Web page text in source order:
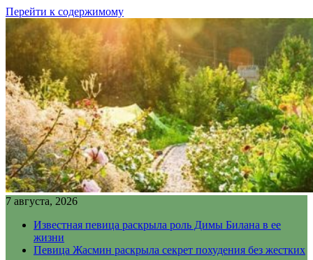
Перейти к содержимому
7 августа, 2026
Известная певица раскрыла роль Димы Билана в ее
жизни
Певица Жасмин раскрыла секрет похудения без жестких